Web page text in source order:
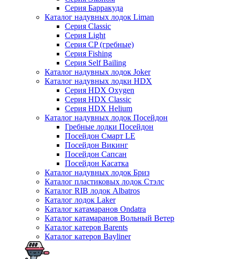
Серия Барракуда
Каталог надувных лодок Liman
Серия Classic
Серия Light
Серия CP (гребные)
Серия Fishing
Серия Self Bailing
Каталог надувных лодок Joker
Каталог надувных лодки HDX
Серия HDX Oxygen
Серия HDX Classic
Серия HDX Helium
Каталог надувных лодок Посейдон
Гребные лодки Посейдон
Посейдон Смарт LE
Посейдон Викинг
Посейдон Сапсан
Посейдон Касатка
Каталог надувных лодок Бриз
Каталог пластиковых лодок Стэлс
Каталог RIB лодок Albatros
Каталог лодок Laker
Каталог катамаранов Ondatra
Каталог катамаранов Вольный Ветер
Каталог катеров Barents
Каталог катеров Bayliner